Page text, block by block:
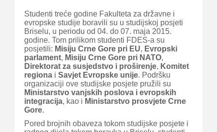
Studenti treće godine Fakulteta za državne i
evropske studije boravili su u studijskoj posjeti
Briselu, u periodu od 04. do 07. maja 2015.
godine. Tom prilikom studenti FDES-a su
posjetili: Misiju Crne Gore pri EU, Evropski
parlament, Misiju Crne Gore pri NATO,
Direktorat za susjedstvo i proširenje, Komitet
regiona i Savjet Evropske unije. Podršku
organizaciji ove studijske posjete pružili su
Ministarstvo vanjskih poslova i evropskih
integracija, kao i Ministarstvo prosvjete Crne
Gore.
Pored brojnih obaveza tokom studijske posjete i